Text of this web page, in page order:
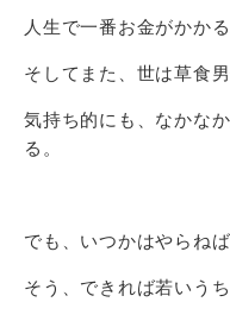
人生で一番お金がかか
そしてまた、世は草食
気持ち的にも、なかな
る。
でも、いつかはやらねば
そう、できれば若いう